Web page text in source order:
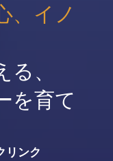
、イノ
、
を育て
リンク